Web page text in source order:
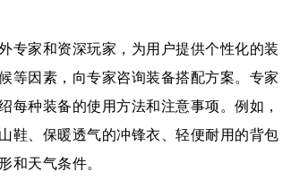
专家和资深玩家，为用户提供个性化的装
等因素，向专家咨询装备搭配方案。专家
种装备的使用方法和注意事项。例如，
鞋、保暖透气的冲锋衣、轻便耐用的背包
和天气条件。